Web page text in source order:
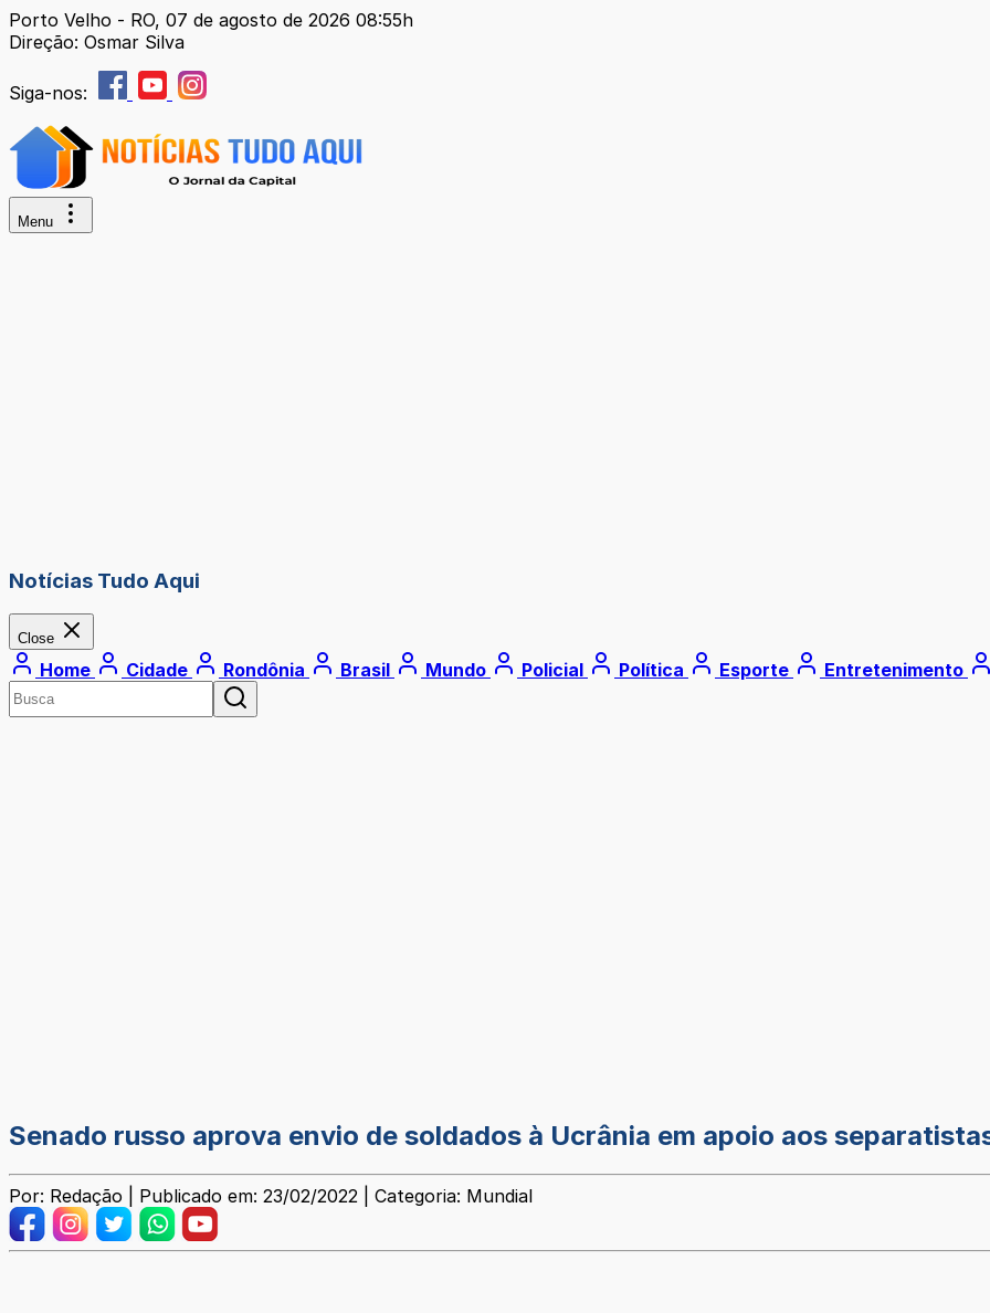
Porto Velho - RO, 07 de agosto de 2026 08:55h
Direção: Osmar Silva
Siga-nos:
Menu
Notícias Tudo Aqui
Close
Home Cidade Rondônia Brasil Mundo Policial Política Esporte Entretenimento
Senado russo aprova envio de soldados à Ucrânia em apoio aos
Por: Redação | Publicado em: 23/02/2022 | Categoria: Mundial